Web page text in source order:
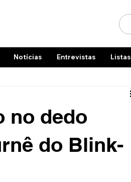
Notícias Entrevistas Listas
no dedo
do Blink-